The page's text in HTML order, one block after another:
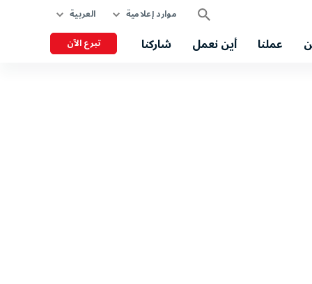
موارد إعلامية العربية
عملنا أين نعمل شاركنا تبرع الآن